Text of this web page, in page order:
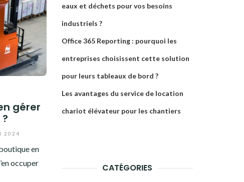
gérer
2024
en
occuper
eaux et déchets pour vos besoins
industriels ?
Office 365 Reporting : pourquoi les
entreprises choisissent cette solution
pour leurs tableaux de bord ?
Les avantages du service de location
chariot élévateur pour les chantiers
CATÉGORIES